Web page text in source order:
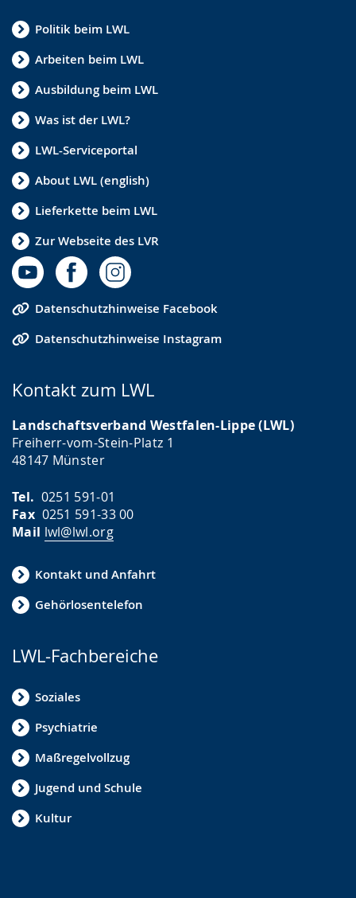
Politik beim LWL
Arbeiten beim LWL
Ausbildung beim LWL
Was ist der LWL?
LWL-Serviceportal
About LWL (english)
Lieferkette beim LWL
Zur Webseite des LVR
Datenschutzhinweise Facebook
Datenschutzhinweise Instagram
Kontakt zum LWL
Landschaftsverband Westfalen-Lippe (LWL)
Freiherr-vom-Stein-Platz 1
48147 Münster
Tel. 0251 591-01
Fax0251 591-33 00
Mail lwl@lwl.org
Kontakt und Anfahrt
Gehörlosentelefon
LWL-Fachbereiche
Soziales
Psychiatrie
Maßregelvollzug
Jugend und Schule
Kultur